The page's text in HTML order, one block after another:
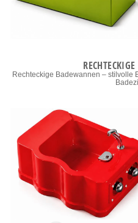
Rechteckige Badewannen – stilvolle